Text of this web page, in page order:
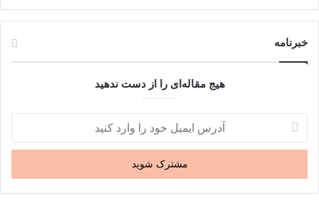
خبرنامه
هیج مقاله‌ای را از دست ندهید
آدرس
ایمیل
خود
وارد
کنید